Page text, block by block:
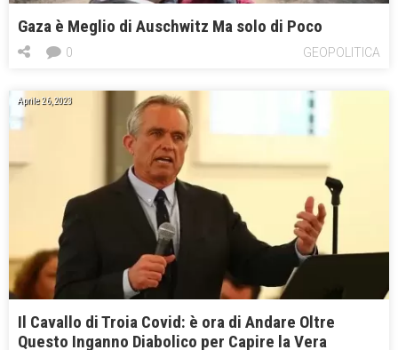
Gaza è Meglio di Auschwitz Ma solo di Poco
GEOPOLITICA
0
Aprile 26, 2023
Il Cavallo di Troia Covid: è ora di Andare Oltre
Questo Inganno Diabolico per Capire la Vera